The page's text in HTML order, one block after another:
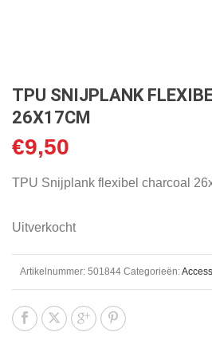
TPU SNIJPLANK
26X17CM
€9,50
TPU Snijplank flexibel charcoal
Uitverkocht
Artikelnummer: 501844 Categorieën: